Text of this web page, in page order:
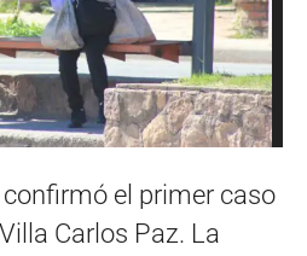
confirmó el primer caso
Carlos Paz. La